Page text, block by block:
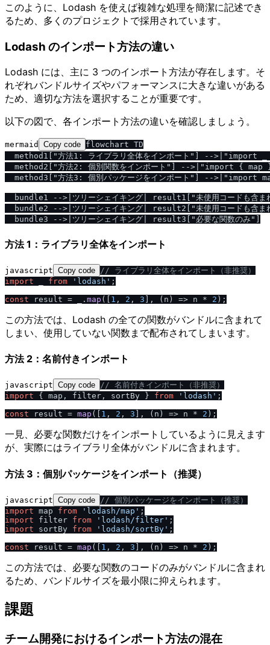
このように、Lodash を使えば複雑な処理を簡潔に記述でき
るため、多くのプロジェクトで採用されています。
Lodash のインポート方法の違い
Lodash には、主に 3 つのインポート方法が存在します。そ
れぞれバンドルサイズやパフォーマンスに大きな違いがある
ため、適切な方法を選択することが重要です。
以下の図で、各インポート方法の違いを確認しましょう。
mermaid Copy code flowchart TD
method1["方法1: ライブラリ全体をインポート"] -->|"import
method2["方法2: 個別関数をインポート"] -->|"import {
method3["方法3: 個別パッケージをインポート"] --
bundle1 -->|ツリーシェイキング| result1["未使用コードも含ま
bundle2 -->|ツリーシェイキング| result2["未使用コードも含ま
方法 1：ライブラリ全体をインポート
javascript Copy code / / ライブラリ全体をインポート（非推奨）
import
from 'lodash' ;
const result = _. map ([ 1 , 2 , 3 ], ( n ) => n * 2
この方法では、Lodash の全ての関数がバンドルに含まれて
しまい、使用していない関数まで配布されてしまいます。
方法 2：名前付きインポート
javascript Copy code // 名前付きインポート（非推奨）
import { map, filter, sortBy } from 'lodash' ;
const result = map ([ 1 , 2 , 3 ], ( n ) => n * 2
一見、必要な関数だけをインポートしているように見えます
が、実際にはライブラリ全体がバンドルに含まれます。
方法 3：個別パッケージをインポート（推奨）
javascript Copy code / / 個別パッケージをインポート（推奨）
import map from 'lodash /map'
import filter from 'lodash /filter'
import sortBy from 'lodash /sortBy' ;
const result = map ([ 1 , 2 , 3 ], ( n ) => n * 2
この方法では、必要な関数のコードのみがバンドルに含まれ
るため、バンドルサイズを最小限に抑えられます。
課題
チーム開発におけるインポート方法の混在